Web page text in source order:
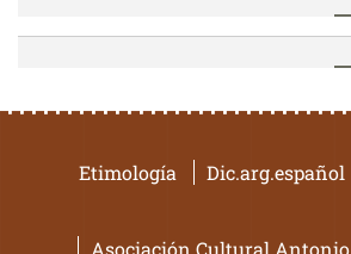
Etimología Dic.arg.español
Asociación Cultural Antonio